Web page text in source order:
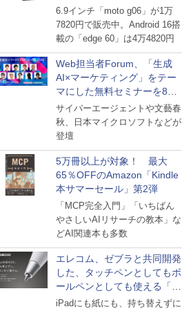
ル
6.9インチ「moto g06」が1万
7820円で販売中。Android 16搭
載の「edge 60」は4万4820円
Web担当者Forum、「生成
AI×マーケティング」をテー
マにした無料セミナーを8月
27日にオンライン開催
サイバーエージェントや文藝春
秋、日本マイクロソフトなどが
登壇
5万冊以上が対象！ 最大
65％OFFのAmazon「Kindle
本サマーセール」第2弾
「MCP完全入門」「いちばん
やさしいAIリサーチの教本」な
どAI関連本も多数
エレコム、ゼブラと共同開発
した、タッチペンとしてもボ
ールペンとしても使える「ス
タイラスツーウェイ」発売
iPadにも紙にも、持ち替えずに